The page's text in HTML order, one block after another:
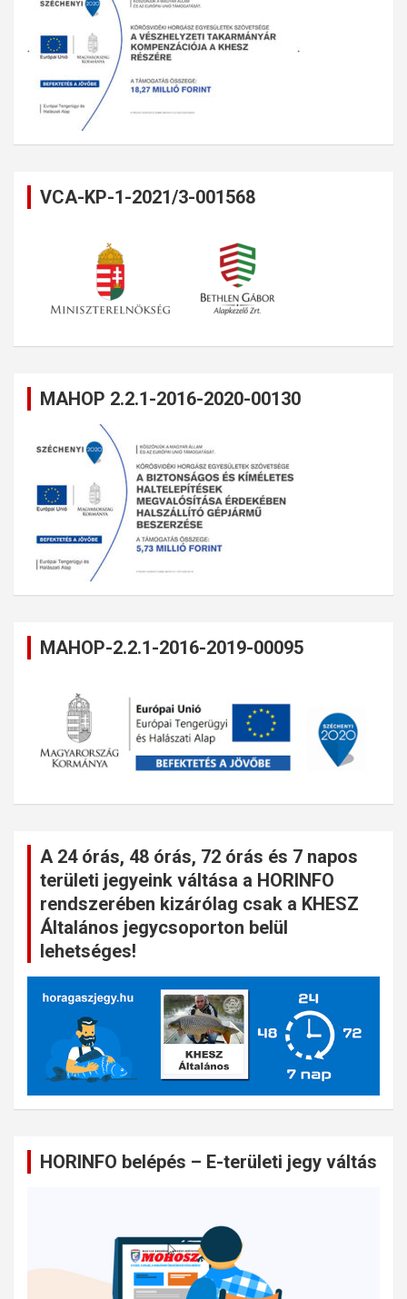
VCA-KP-1-2021/3-001568
MAHOP 2.2.1-2016-2020-00130
MAHOP-2.2.1-2016-2019-00095
A 24 órás, 48 órás, 72 órás és 7 napos
területi jegyeink váltása a HORINFO
rendszerében kizárólag csak a KHESZ
Általános jegycsoporton belül
lehetséges!
HORINFO belépés – E-területi jegy váltás